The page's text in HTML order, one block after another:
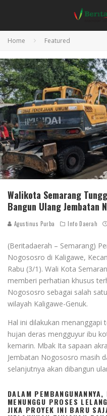
Home Featured
Walikota Semarang
Bangun Ulang Jembatan
Agustinus Purba Info Daerah
(Beritadaerah – Semarang)
Nogososro di Kaligawe,
Rabu (3/1). Wali Kota
memberi perhatian khusus
Nogososro sebagai salah
wilayah Kaligawe-Genuk.
Hal ini dilakukan menanggapi
hujan deras mengguyur ibu
kemarin. Mbak Ita sapaan
Jembatan Nogososro masih
selanjutnya akan dibangun
DALAM
MENUNGGU PROSES
JIKA PROYEK INI BARU